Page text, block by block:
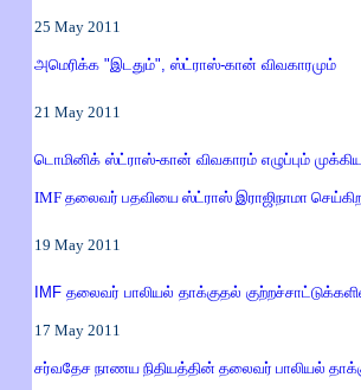
25 May 2011
அமெரிக்க "இடதும்", ஸ்ட்ராஸ்-கான் விவகாரமும்
21 May 2011
டொமினிக் ஸ்ட்ராஸ்-கான் விவகாரம் எழுப்பும்
IMF தலைவர் பதவியை ஸ்ட்ராஸ் இராஜிநாமா
19 May 2011
IMF தலைவர் பாலியல் தாக்குதல்
17 May 2011
சர்வதேச நாணய நிதியத்தின் தலைவர் பாலியல்